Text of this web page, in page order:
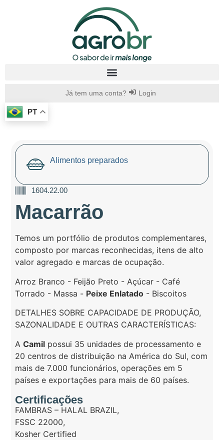
Já tem uma conta? Login
PT
Alimentos preparados
1604.22.00
Macarrão
Temos um portfólio de produtos complementares,
composto por marcas reconhecidas, itens de alto
valor agregado e marcas de ocupação.
Arroz Branco - Feijão Preto - Açúcar - Café
Torrado - Massa - Peixe Enlatado - Biscoitos
DETALHES SOBRE CAPACIDADE DE PRODUÇÃO,
SAZONALIDADE E OUTRAS CARACTERÍSTICAS:
ACamil possui 35 unidades de processamento e
20 centros de distribuição na América do Sul, com
mais de 7.000 funcionários, operações em 5
países e exportações para mais de 60 países.
Certificações
FAMBRAS – HALAL BRAZIL,
FSSC 22000,
Kosher Certified